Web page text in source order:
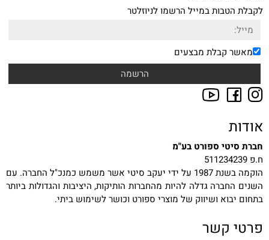
לקבלת הטבות במייל הרשמו לניוזלטר
מאשר קבלת מבצעים
אודות
חברת סיטי ספורט בע"מ
ח.פ 511234239
הוקמה בשנת 1987 על ידי יעקב סיטי אשר משמש כמנכ"ל החברה. עם
השנים החברה גדלה להיות מהחברות הותיקות, היציבות והגדולות ביותר
בתחום יבוא ושיווק של מוצרי ספורט וכושר לשימוש ביתי.
פרטי קשר